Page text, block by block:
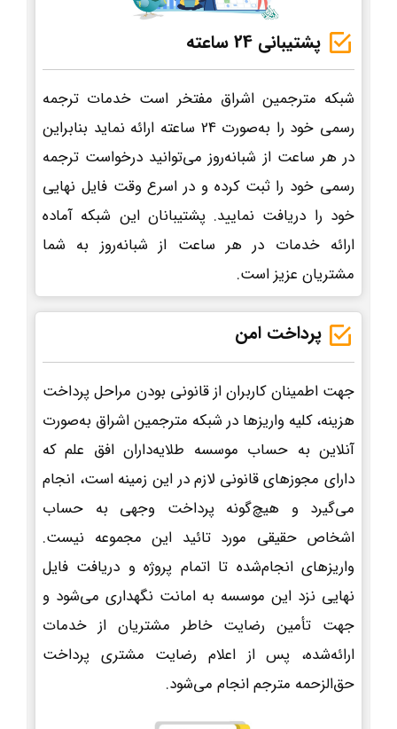
پشتیبانی 24 ساعته
شبکه مترجمین اشراق مفتخر است خدمات ترجمه
رسمی خود را به‌صورت 24 ساعته ارائه نماید بنابراین
در هر ساعت از شبانه‌روز می‌توانید درخواست ترجمه
رسمی خود را ثبت کرده و در اسرع وقت فایل نهایی
خود را دریافت نمایید. پشتیبانان این شبکه آماده
ارائه خدمات در هر ساعت از شبانه‌روز به شما
مشتریان عزیز است.
پرداخت امن
جهت اطمینان کاربران از قانونی بودن مراحل پرداخت
هزینه، کلیه واریزها در شبکه مترجمین اشراق به‌صورت
آنلاین به حساب موسسه طلایه‌داران افق علم که
دارای مجوزهای قانونی لازم در این زمینه است، انجام
می‌گیرد و هیچ‌گونه پرداخت وجهی به حساب
اشخاص حقیقی مورد تائید این مجموعه نیست.
واریزهای انجام‌شده تا اتمام پروژه و دریافت فایل
نهایی نزد این موسسه به امانت نگهداری می‌شود و
جهت تأمین رضایت خاطر مشتریان از خدمات
ارائه‌شده، پس از اعلام رضایت مشتری پرداخت
حق‌الزحمه مترجم انجام می‌شود.